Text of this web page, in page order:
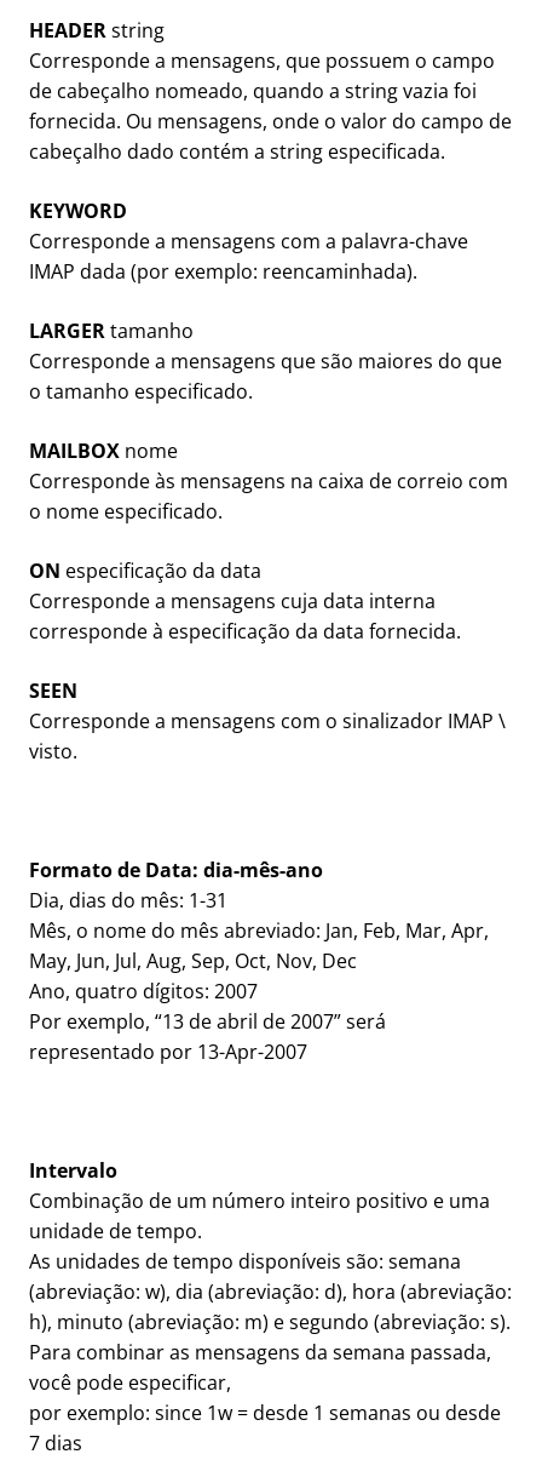
HEADERstring
Corresponde a mensagens, que possuem o campo
de cabeçalho nomeado, quando a string vazia foi
fornecida. Ou mensagens, onde o valor do campo de
cabeçalho dado contém a string especificada.
KEYWORD
Corresponde a mensagens com a palavra-chave
IMAP dada (por exemplo: reencaminhada).
LARGERtamanho
Corresponde a mensagens que são maiores do que
o tamanho especificado.
MAILBOX nome
Corresponde às mensagens na caixa de correio com
o nome especificado.
ON especificação da data
Corresponde a mensagens cuja data interna
corresponde à especificação da data fornecida.
SEEN
Corresponde a mensagens com o sinalizador IMAP \
visto.
Formato de Data: dia-mês-ano
Dia, dias do mês: 1-31
Mês, o nome do mês abreviado: Jan, Feb, Mar, Apr,
May, Jun, Jul, Aug, Sep, Oct, Nov, Dec
Ano, quatro dígitos: 2007
Por exemplo, “13 de abril de 2007” será
representado por 13-Apr-2007
Intervalo
Combinação de um número inteiro positivo e uma
unidade de tempo.
As unidades de tempo disponíveis são: semana
(abreviação: w), dia (abreviação: d), hora (abreviação:
h), minuto (abreviação: m) e segundo (abreviação: s).
Para combinar as mensagens da semana passada,
você pode especificar,
por exemplo: since 1w = desde 1 semanas ou desde
7 dias